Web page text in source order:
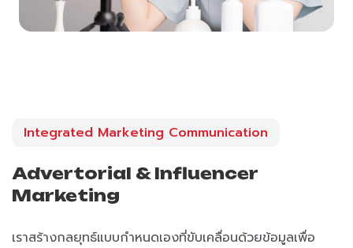
Integrated Marketing Communication
Advertorial & Influencer
Marketing
เราสร้างกลยุทธ์แบบกำหนดเองที่ขับเคลื่อนด้วยข้อมูลเพื่อ